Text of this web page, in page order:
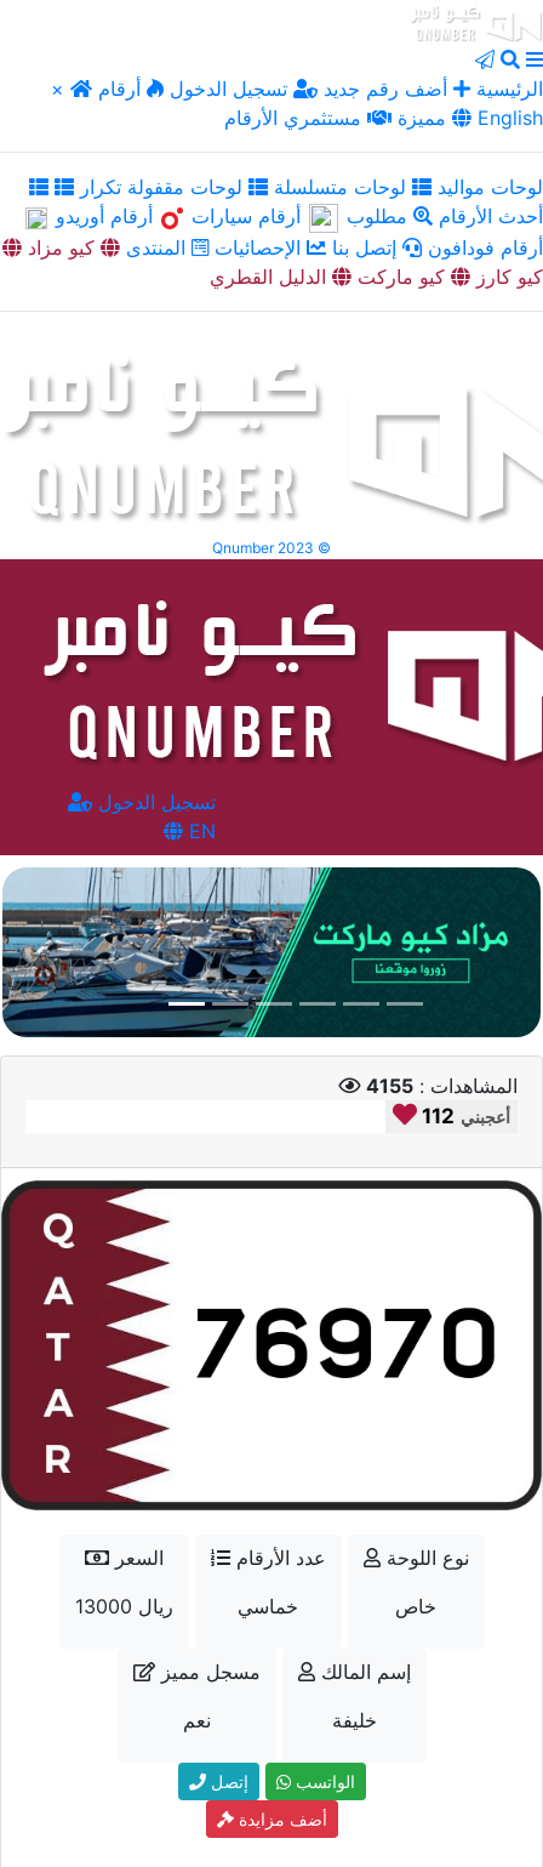
× الرئيسية أضف رقم جديد تسجيل الدخول
أرقام
مميزة
مستثمري الأرقام English
لوحات مواليد لوحات متسلسلة
لوحات مقفولة تكرار
أحدث الأرقام
مطلوب أرقام سيارات
أرقام أوريدو
أرقام فودافون
إتصل بنا الإحصائيات المنتدى
كيو مزاد
كيو كارز
كيو ماركت الدليل القطري
Qnumber 2023 ©
تسجيل الدخول
EN
المشاهدات : 4155
112 أعجبني
السعر
13000 ريال
عدد الأرقام
خماسي
نوع اللوحة
خاص
مسجل مميز
نعم
إسم المالك
خليفة
إتصل
الواتسب
أضف مزايدة